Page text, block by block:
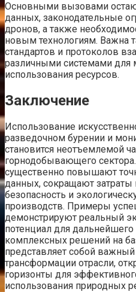
Основными вызовами
данных, законодательные
дронов, а также
новым технологиям. Важна
стандартов и протоколов
различными системами для
использования ресурсов.
Заключение
Использование
разведочном бурении и
становится неотъемлемой
горнодобывающего
существенно повышают
данных, сокращают
безопасность и
производств. Примеры
демонстрируют реальный
потенциал для
комплексных решений на
представляет собой
трансформации отрасли,
горизонты для
использования природных